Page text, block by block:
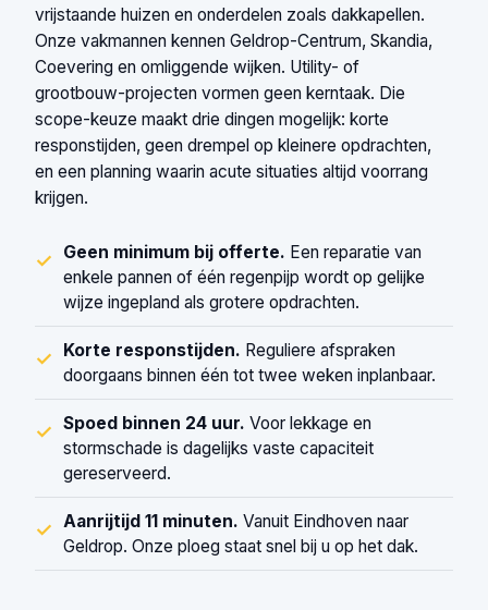
vrijstaande huizen en onderdelen zoals dakkapellen.
Onze vakmannen kennen Geldrop-Centrum, Skandia,
Coevering en omliggende wijken. Utility- of
grootbouw-projecten vormen geen kerntaak. Die
scope-keuze maakt drie dingen mogelijk: korte
responstijden, geen drempel op kleinere opdrachten,
en een planning waarin acute situaties altijd voorrang
krijgen.
✓ Geen minimum bij offerte. Een reparatie van
enkele pannen of één regenpijp wordt op gelijke
wijze ingepland als grotere opdrachten.
✓ Korte responstijden. Reguliere afspraken
doorgaans binnen één tot twee weken inplanbaar.
✓ Spoed binnen 24 uur. Voor lekkage en
stormschade is dagelijks vaste capaciteit
gereserveerd.
✓ Aanrijtijd 11 minuten. Vanuit Eindhoven naar
Geldrop. Onze ploeg staat snel bij u op het dak.